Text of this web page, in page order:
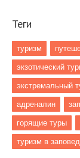
Теги
туризм
экзотический
экстремальный
адреналин
горящие туры
туризм в